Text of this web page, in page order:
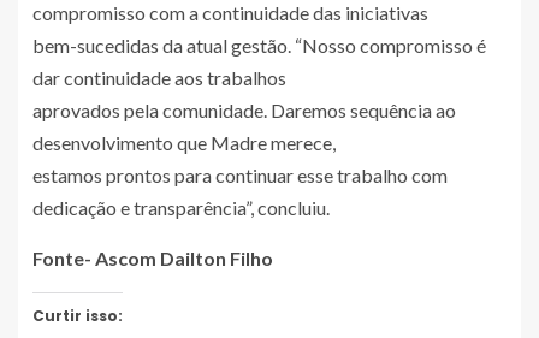
compromisso com a continuidade das iniciativas
bem-sucedidas da atual gestão. “Nosso compromisso é
dar continuidade aos trabalhos
aprovados pela comunidade. Daremos sequência ao
desenvolvimento que Madre merece,
estamos prontos para continuar esse trabalho com
dedicação e transparência”, concluiu.
Fonte- Ascom Dailton Filho
Curtir isso: